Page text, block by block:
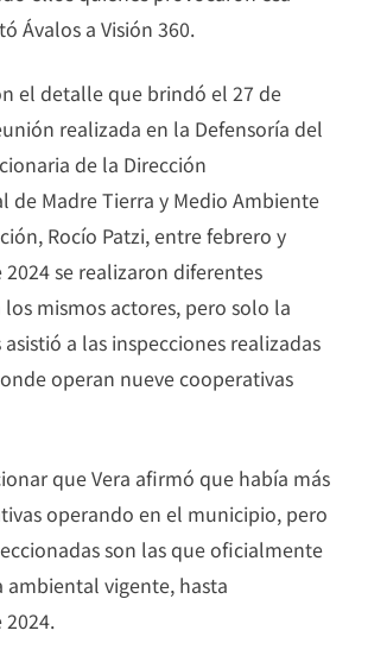
Ávalos a Visión 360.
el detalle que brindó el 27 de
realizada en la Defensoría del
de la Dirección
de Madre Tierra y Medio Ambiente
Rocío Patzi, entre febrero y
se realizaron diferentes
mismos actores, pero solo la
a las inspecciones realizadas
operan nueve cooperativas
que Vera afirmó que había más
operando en el municipio, pero
son las que oficialmente
vigente, hasta